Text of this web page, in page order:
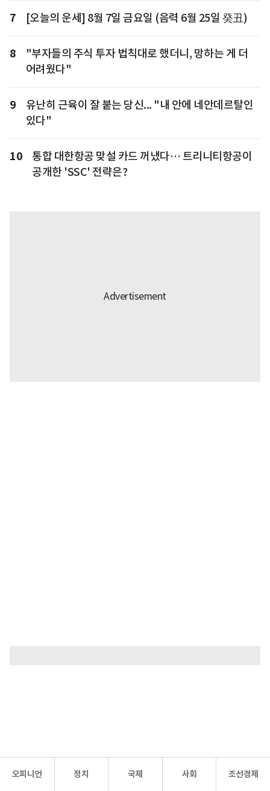
7 [오늘의 운세] 8월 7일 금요일 (음력 6월 25일 癸丑)
8
"부자들의 주식 투자 법칙대로 했더니, 망하는 게 더
어려웠다"
9
유난히 근육이 잘 붙는 당신... "내 안에 네안데르탈인
있다"
10
통합 대한항공 맞설 카드 꺼냈다… 트리니티항공이
공개한 'SSC' 전략은?
오피니언 정치 국제 사회 조선경제